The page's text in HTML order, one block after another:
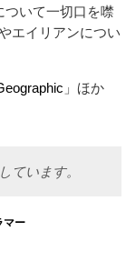
ついて一切口を噤
エイリアンについ
」ほか
ています。
マー